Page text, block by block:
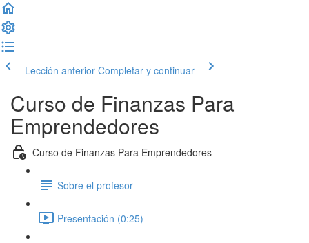
Lección anterior Completar y continuar
Curso de Finanzas Para
Emprendedores
Curso de Finanzas Para Emprendedores
Sobre el profesor
Presentación (0:25)